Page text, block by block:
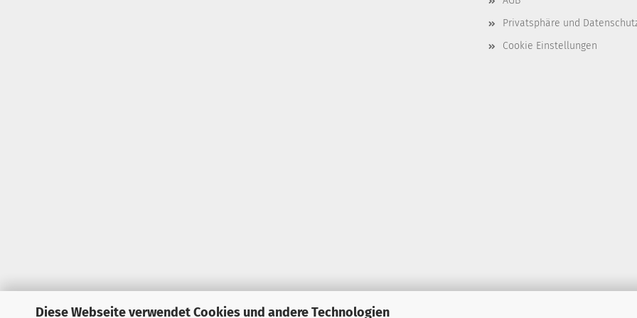
Diese Webseite verwendet Cookies und andere Technologien
Privatsphäre und
Cookie Einstellungen